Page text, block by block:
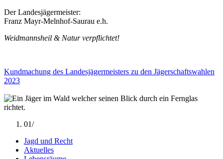
Der Landesjägermeister:
Franz Mayr-Melnhof-Saurau e.h.
Weidmannsheil & Natur verpflichtet!
Kundmachung des Landesjägermeisters zu den Jägerschaftswahlen
2023
01/
Jagd und Recht
Aktuelles